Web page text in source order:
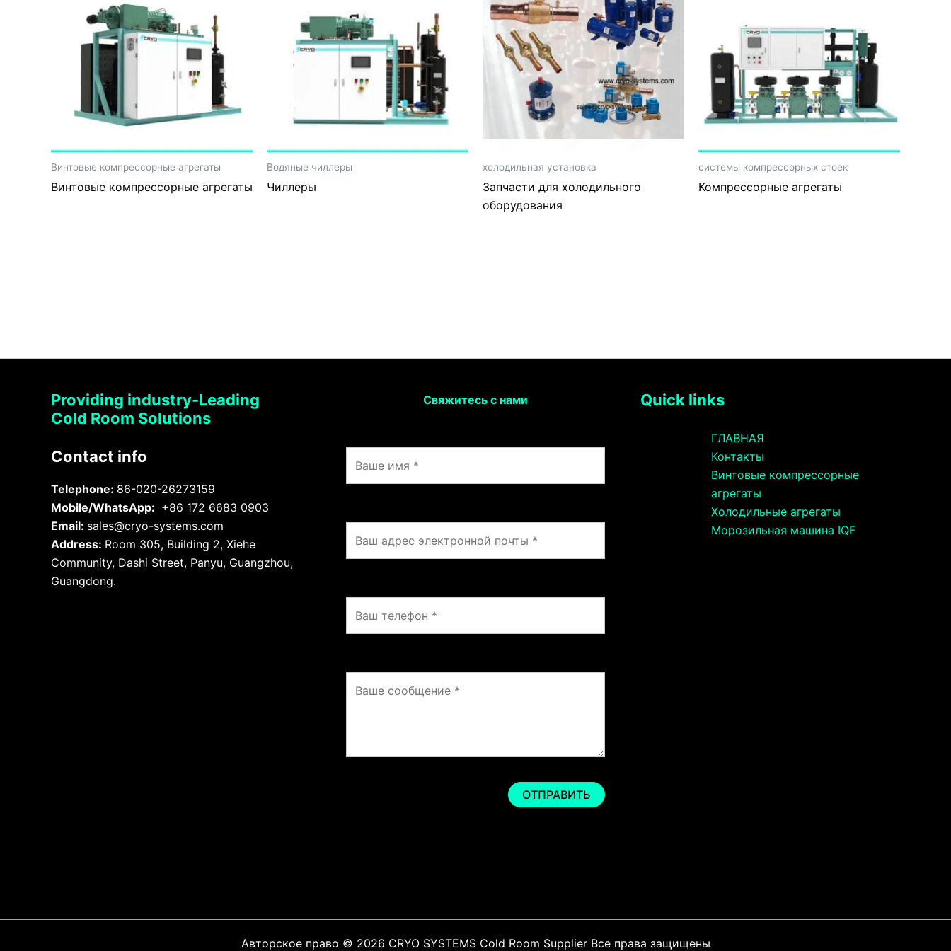
Винтовые компрессорные агрегаты
Винтовые компрессорные агрегаты
Водяные чиллеры
Чиллеры
холодильная установка
Запчасти для холодильного
оборудования
системы компрессорных стоек
Компрессорные агрегаты
Providing industry-Leading
Cold Room Solutions
Contact info
Telephone: 86-020-26273159
Mobile/WhatsApp: +86 172 6683 0903
Email: sales@cryo-systems.com
Address: Room 305, Building 2, Xiehe
Community, Dashi Street, Panyu, Guangzhou,
Guangdong.
Свяжитесь с нами Quick links
ГЛАВНАЯ
Контакты
Винтовые компрессорные
агрегаты
Холодильные агрегаты
Морозильная машина IQF
Авторское право © 2026 CRYO SYSTEMS Cold Room Supplier Все права защищены